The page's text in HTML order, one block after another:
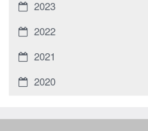
2023
2022
2021
2020